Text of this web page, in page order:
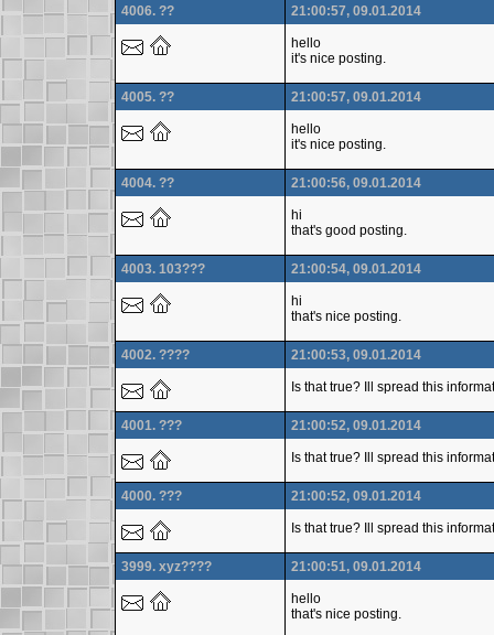
4006. ?? 21:00:57, 09.01.2014
hello
it's nice posting.
4005. ?? 21:00:57, 09.01.2014
hello
it's nice posting.
4004. ?? 21:00:56, 09.01.2014
hi
that's good posting.
4003. 103??? 21:00:54, 09.01.2014
hi
that's nice posting.
4002. ???? 21:00:53, 09.01.2014
Is that true? Ill spread this
4001. ??? 21:00:52, 09.01.2014
Is that true? Ill spread this
4000. ??? 21:00:52, 09.01.2014
Is that true? Ill spread this
3999. xyz???? 21:00:51, 09.01.2014
hello
that's nice posting.